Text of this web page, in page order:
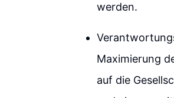
werden.
Maximierung
auf die